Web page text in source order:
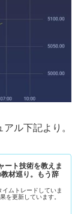
ル下記より。
ート技術を教えま
材巡り。もう辞
ムトレードしていま
を更新しています。